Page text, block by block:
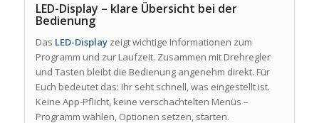
LED-Display – klare Übersicht bei der
Bedienung
Das LED-Displayzeigt wichtige Informationen zum
Programm und zur Laufzeit. Zusammen mit Drehregler
und Tasten bleibt die Bedienung angenehm direkt. Für
Euch bedeutet das: Ihr seht schnell, was eingestellt ist.
Keine App-Pflicht, keine verschachtelten Menüs –
Programm wählen, Optionen setzen, starten.